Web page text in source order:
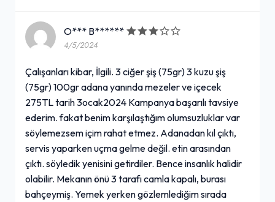
O*** B******
4/5/2024
Çalışanları kibar, İlgili. 3 ciğer şiş (75gr) 3 kuzu şiş
(75gr) 100gr adana yanında mezeler ve içecek
275TL tarih 3ocak2024 Kampanya başarılı tavsiye
ederim. fakat benim karşılaştığım olumsuzluklar var
söylemezsem içim rahat etmez. Adanadan kıl çıktı,
servis yaparken uçma gelme değil. etin arasından
çıktı. söyledik yenisini getirdiler. Bence insanlık halidir
olabilir. Mekanın önü 3 tarafı camla kapalı, burası
bahçeymiş. Yemek yerken gözlemlediğim sırada